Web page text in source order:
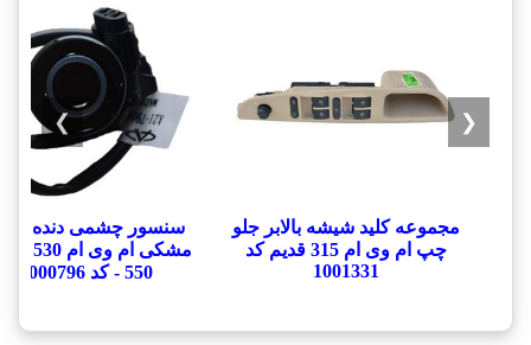
مجموعه کلید شیشه بالابر جلو
چپ ام وی ام 315 قدیم کد
1001331
سنسور چشمی دنده
550 - کد 1000796
❮
❯